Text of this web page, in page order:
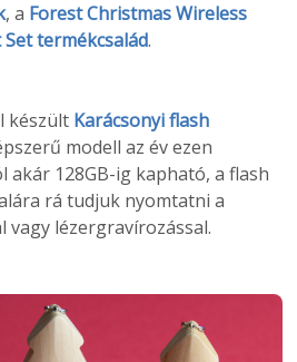
, a Forest Christmas Wireless
termékcsalád.
készült Karácsonyi flash
modell az év ezen
akár 128GB-ig kapható, a flash
rá tudjuk nyomtatni a
vagy lézergravírozással.